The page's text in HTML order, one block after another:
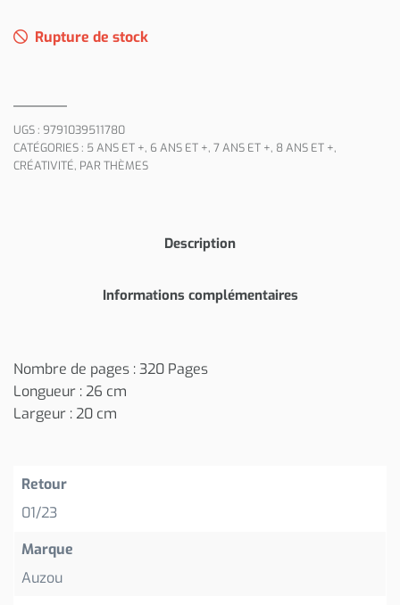
Rupture de stock
UGS : 9791039511780
CATÉGORIES : 5 ANS ET +, 6 ANS ET +, 7 ANS ET +, 8 ANS ET +,
CRÉATIVITÉ, PAR THÈMES
Description
Informations complémentaires
Nombre de pages : 320 Pages
Longueur : 26 cm
Largeur : 20 cm
Retour
01/23
Marque
Auzou